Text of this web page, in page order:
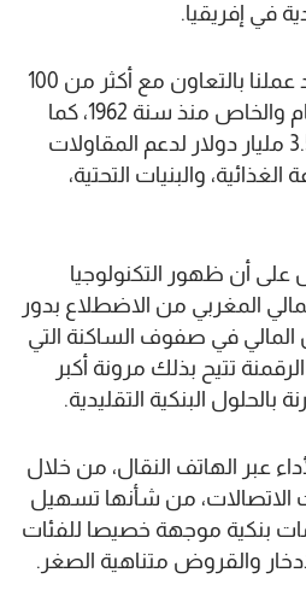
في إفريقيا.
وقال، في هذا لاتجاه، “لقد عملنا بالتعاون مع أكثر من 100
شريك من القطاعين العام والخاص منذ سنة 1962، كما
استثمرنا وعبأنا ما يفوق 3.5 مليار دولار لدعم المقاولات
والبنيات التحتية،
أن ظهور التكنولوجيا
المغربي من الاضطلاع بدور
في صفوف الساكنة التي
تتيح بذلك مرونة أكبر
البنكية التقليدية.
عبر الهاتف النقال، من خلال
من شأنها تسهيل
بنكية موجهة خصيصا للفئات
والقروض متناهية الصغر.